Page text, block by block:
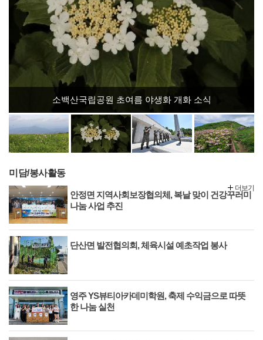
소백산국립공원 초여름 야생화 개화 소식
미담/봉사활동
안정면 지역사회보장협의체, 복날 맞이 건강꾸러미
나눔 사업 추진
단산면 발전협의회, 체육시설 예초작업 봉사
영주 YS뷰티아카데미학원, 축제 수익금으로 따뜻
한 나눔 실천
더보기